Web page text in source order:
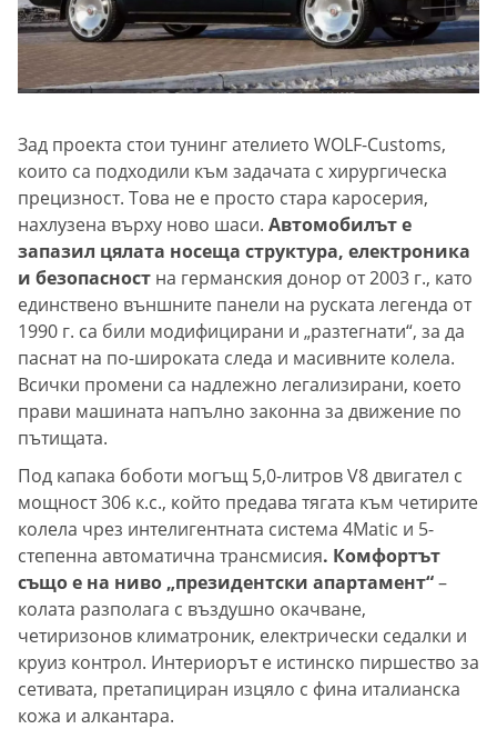
Зад проекта стои тунинг ателието WOLF-Customs,
които са подходили към задачата с хирургическа
прецизност. Това не е просто стара каросерия,
нахлузена върху ново шаси. Автомобилът е
запазил цялата носеща структура, електроника
и безопасност на германския донор от 2003 г., като
единствено външните панели на руската легенда от
1990 г. са били модифицирани и „разтегнати“, за да
паснат на по-широката следа и масивните колела.
Всички промени са надлежно легализирани, което
прави машината напълно законна за движение по
пътищата.
Под капака боботи могъщ 5,0-литров V8 двигател с
мощност 306 к.с., който предава тягата към четирите
колела чрез интелигентната система 4Matic и 5-
степенна автоматична трансмисия. Комфортът
също е на ниво „президентски апартамент“–
колата разполага с въздушно окачване,
четиризонов климатроник, електрически седалки и
круиз контрол. Интериорът е истинско пиршество за
сетивата, претапициран изцяло с фина италианска
кожа и алкантара.